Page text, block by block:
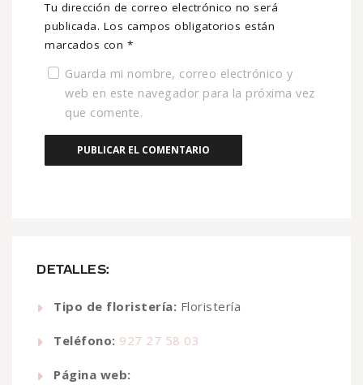
DETALLES:
Tipo de floristería: Floristería
Teléfono: 927 27 58 03
Página web:
Tu dirección de correo electrónico no será
publicada. Los campos obligatorios están
marcados con *
Guarda mi nombre, correo electrónico y
web en este navegador para la próxima vez
que comente.